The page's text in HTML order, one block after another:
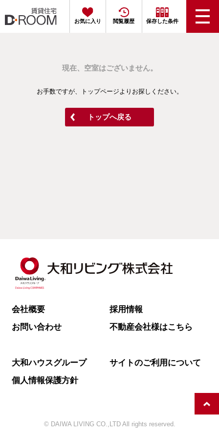
お気に入り 閲覧履歴 保存した条件
現在、空室はございません。
お手数ですが、トップページよりお探しください。
トップへ戻る
会社概要
採用情報
お問い合わせ
不動産会社様はこちら
大和ハウスグループ
サイトのご利用について
個人情報保護方針
© DAIWA LIVING CO.,LTD All rights reserved.